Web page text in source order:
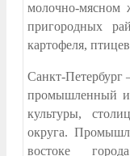
молочно-мясном
пригородных
картофеля,
Санкт-Петербург
промышленный и
культуры,
округа.
востоке